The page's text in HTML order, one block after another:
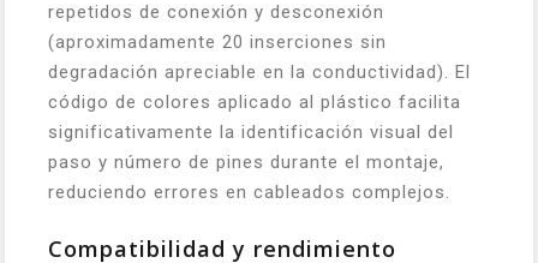
repetidos de conexión y desconexión
(aproximadamente 20 inserciones sin
degradación apreciable en la conductividad). El
código de colores aplicado al plástico facilita
significativamente la identificación visual del
paso y número de pines durante el montaje,
reduciendo errores en cableados complejos.
Compatibilidad y rendimiento